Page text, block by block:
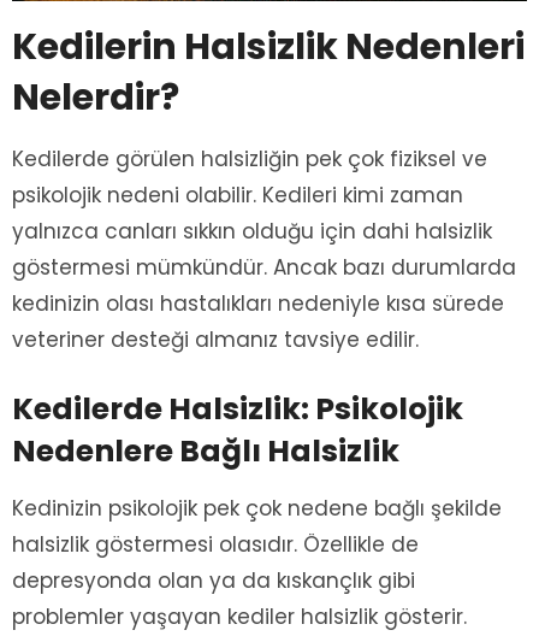
Kedilerin Halsizlik Nedenleri
Nelerdir?
Kedilerde görülen halsizliğin pek çok fiziksel ve
psikolojik nedeni olabilir. Kedileri kimi zaman
yalnızca canları sıkkın olduğu için dahi halsizlik
göstermesi mümkündür. Ancak bazı durumlarda
kedinizin olası hastalıkları nedeniyle kısa sürede
veteriner desteği almanız tavsiye edilir.
Kedilerde Halsizlik: Psikolojik
Nedenlere Bağlı Halsizlik
Kedinizin psikolojik pek çok nedene bağlı şekilde
halsizlik göstermesi olasıdır. Özellikle de
depresyonda olan ya da kıskançlık gibi
problemler yaşayan kediler halsizlik gösterir.